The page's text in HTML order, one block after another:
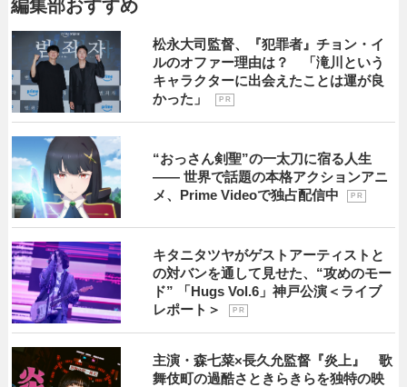
編集部おすすめ
松永大司監督、『犯罪者』チョン・イ
ルのオファー理由は？ 「滝川という
キャラクターに出会えたことは運が良
かった」
P R
“おっさん剣聖”の一太刀に宿る人生
―― 世界で話題の本格アクションアニ
メ、Prime Videoで独占配信中
P R
キタニタツヤがゲストアーティストと
の対バンを通して見せた、“攻めのモー
ド” 「Hugs Vol.6」神戸公演＜ライブ
レポート＞
P R
主演・森七菜×長久允監督『炎上』 歌
舞伎町の過酷さときらきらを独特の映